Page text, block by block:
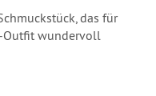
das für
Outfit wundervoll